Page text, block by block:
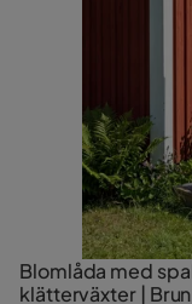
Blomlåda med
klätterväxter | Brun